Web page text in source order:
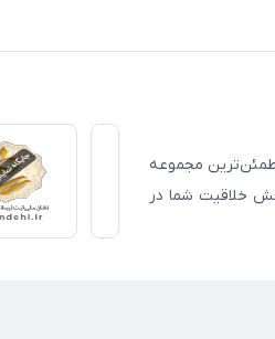
مجموعه
خلاقیت شما در